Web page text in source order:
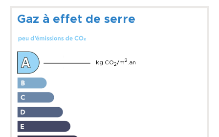
Gaz à effet de serre
kg CO2/m2 .an